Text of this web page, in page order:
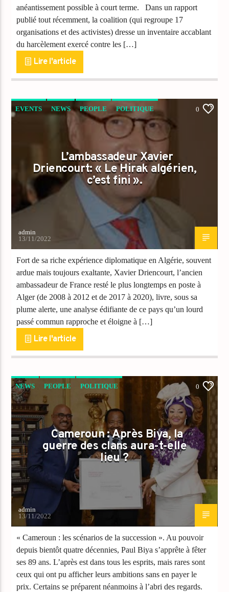
anéantissement possible à court terme. Dans un rapport
publié tout récemment, la coalition (qui regroupe 17
organisations et des activistes) dresse un inventaire accablant
du harcèlement exercé contre les […]
Lire l'article
EVENTS NEWS PEOPLE POLITIQUE 0
L’ambassadeur Xavier
Driencourt: « Le Hirak algérien,
c’est fini ».
admin
13/11/2022
Fort de sa riche expérience diplomatique en Algérie, souvent
ardue mais toujours exaltante, Xavier Driencourt, l’ancien
ambassadeur de France resté le plus longtemps en poste à
Alger (de 2008 à 2012 et de 2017 à 2020), livre, sous sa
plume alerte, une analyse édifiante de ce pays qu’un lourd
passé commun rapproche et éloigne à […]
Lire l'article
NEWS PEOPLE POLITIQUE 0
Cameroun : Après Biya, la
guerre des clans aura-t-elle
lieu ?
admin
13/11/2022
« Cameroun : les scénarios de la succession ». Au pouvoir
depuis bientôt quatre décennies, Paul Biya s’apprête à fêter
ses 89 ans. L’après est dans tous les esprits, mais rares sont
ceux qui ont pu afficher leurs ambitions sans en payer le
prix. Certains se préparent néanmoins à l’abri des regards.